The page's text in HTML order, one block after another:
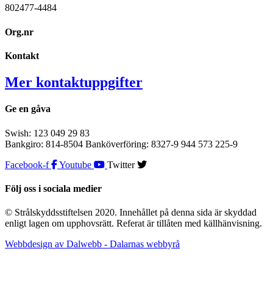
802477-4484
Org.nr
Kontakt
Mer kontaktuppgifter
Ge en gåva
Swish: 123 049 29 83
Bankgiro: 814-8504 Banköverföring: 8327-9 944 573 225-9
Facebook-f
Youtube Twitter
Följ oss i sociala medier
© Strålskyddsstiftelsen 2020. Innehållet på denna sida är skyddad
enligt lagen om upphovsrätt. Referat är tillåten med källhänvisning.
Webbdesign av Dalwebb - Dalarnas webbyrå